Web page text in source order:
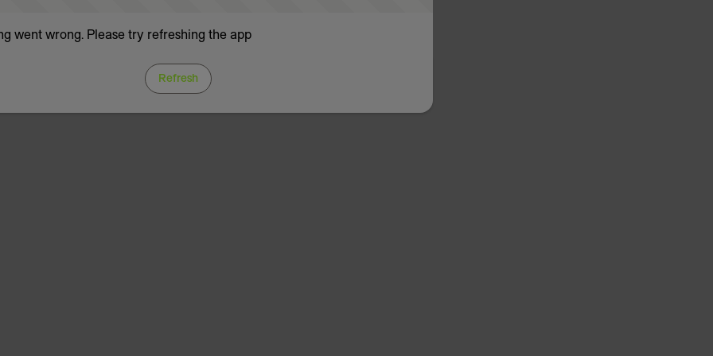
went wrong. Please try refreshing the app
Refresh